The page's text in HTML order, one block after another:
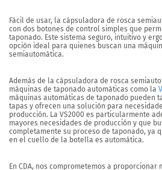
Fácil de usar, la cápsuladora de rosca
con dos botones de control simples que
taponado. Este sistema seguro, intuitivo y
opción ideal para quienes buscan una
semiautomática.
Además de la cápsuladora de rosca
máquinas de taponado automáticas como la
máquinas automáticas de taponado pueden
tapas y ofrecen una solución para
producción. La VS2000 es particularmente
mayores necesidades de producción y que
completamente su proceso de taponado, ya
en el cuello de la botella es automática.
En CDA, nos comprometemos a proporcionar